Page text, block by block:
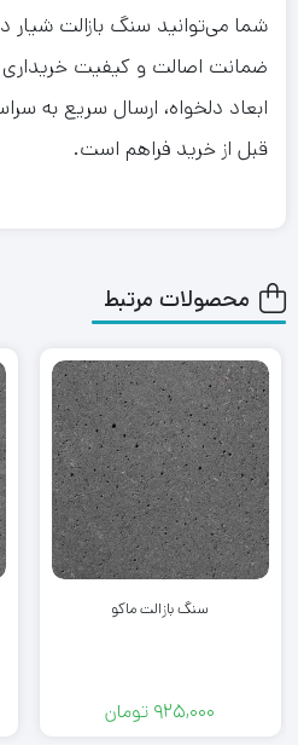
شما می‌توانید سنگ بازالت شیار
ضمانت اصالت و کیفیت
ابعاد دلخواه، ارسال سریع به
قبل از خرید فراهم است.
محصولات مرتبط
سنگ بازالت ماکو
925,000 تومان